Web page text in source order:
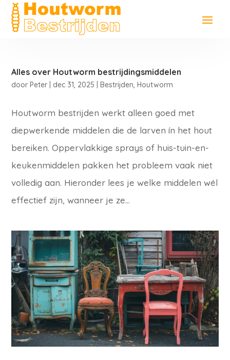
Alles over Houtworm bestrijdingsmiddelen
doorPeter dec 31, 2025 |Bestrijden,Houtworm
Houtworm bestrijden werkt alleen goed met
diepwerkende middelen die de larven ín het hout
bereiken. Oppervlakkige sprays of huis-tuin-en-
keukenmiddelen pakken het probleem vaak niet
volledig aan. Hieronder lees je welke middelen wél
effectief zijn, wanneer je ze...